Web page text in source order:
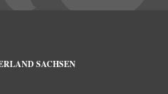
SACHSEN